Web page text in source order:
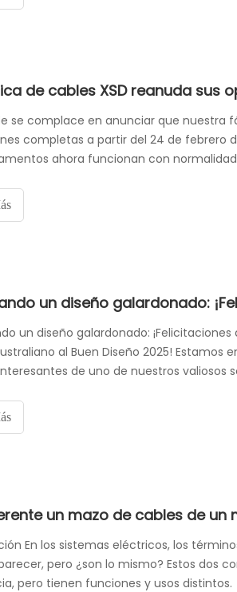
de cables XSD reanuda sus
se complace en anunciar que nuestra
completas a partir del 24 de febrero
ahora funcionan con
en Chi
un diseño galardonado:
al Buen Diseño 2025! Estamos
de uno de nuestros valiosos
un mazo de cables de un
En los sistemas eléctricos, los
pero ¿son lo mismo? Estos dos
pero tienen funciones y usos distintos.